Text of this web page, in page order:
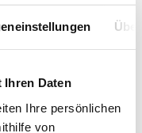
Daten
Ihre persönlichen
von
enthalten:
auf dem Mars